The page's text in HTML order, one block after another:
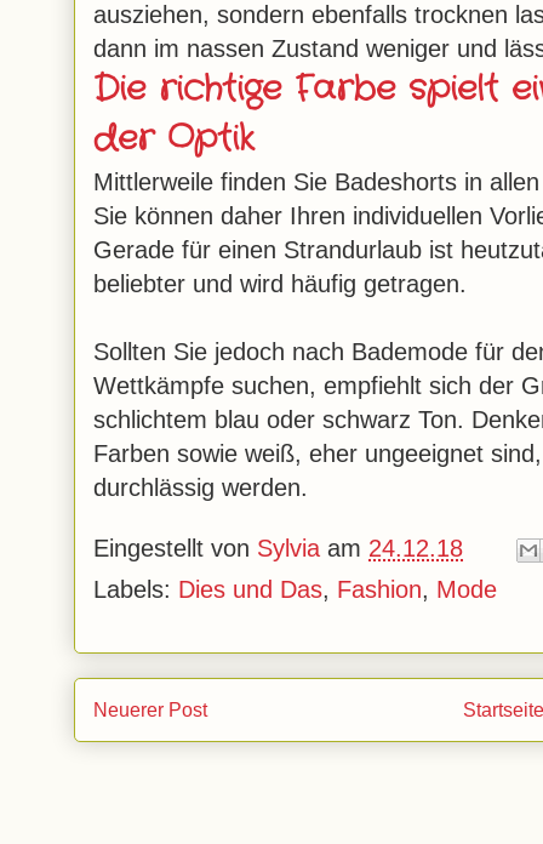
ausziehen, sondern ebenfalls trocknen
dann im nassen Zustand weniger und
Die richtige Farbe spielt
der Optik
Mittlerweile finden Sie Badeshorts in
Sie können daher Ihren individuellen
Gerade für einen Strandurlaub ist
beliebter und wird häufig getragen.
Sollten Sie jedoch nach Bademode für
Wettkämpfe suchen, empfiehlt sich der
schlichtem blau oder schwarz Ton.
Farben sowie weiß, eher ungeeignet
durchlässig werden.
Eingestellt von Sylvia am 24.12.18
Labels: Dies und Das, Fashion, Mode
Neuerer Post Startseite